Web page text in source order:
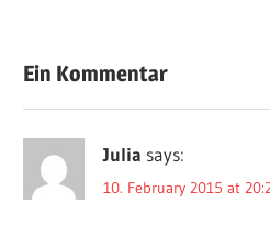
navigation
Ein Kommentar
Julia says:
10. February 2015 at